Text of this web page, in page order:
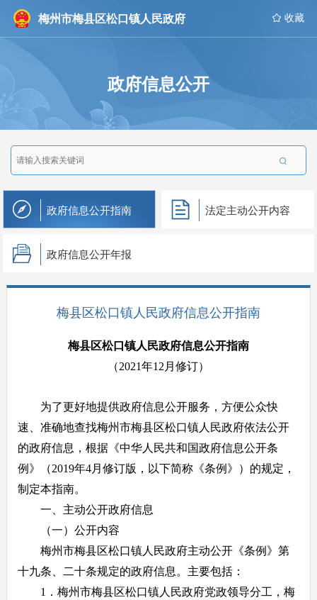
梅州市梅县区松口镇人民政府  收藏
政府信息公开

政府信息公开指南 法定主动公开内容
政府信息公开年报
梅县区松口镇人民政府信息公开指南
梅县区松口 镇人民政府信息公开指南
（2021年12月修订）
为了更好地提供政府信息公开服务，方便公众快
速、准确地查找梅州市梅县区松口镇人民政府依法公开
的政府信息，根据《中华人民共和国政府信息公开条
例》（2019年4月修订版，以下简称《条例》）的规定，
制定本指南。
一、主动公开政府信息
（一）公开内容
梅州市梅县区松口镇人民政府主动公开《条例》第
十九条、二十条规定的政府信息。主要包括：
1．梅州市梅县区松口镇人民政府党政领导分工，梅